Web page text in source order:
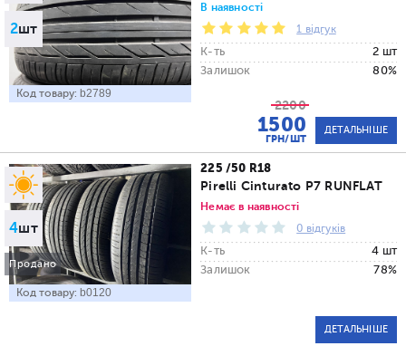
2шт
Код товару: b2789
В наявності
1 відгук
К-ть
2 шт
Залишок
80%
2200
1500
ГРН/ШТ
ДЕТАЛЬНІШЕ
4шт
Продано
Код товару: b0120
225 /50 R18
Pirelli Cinturato P7 RUNFLAT
Немає в наявності
0 відгуків
К-ть
4 шт
Залишок
78%
ДЕТАЛЬНІШЕ